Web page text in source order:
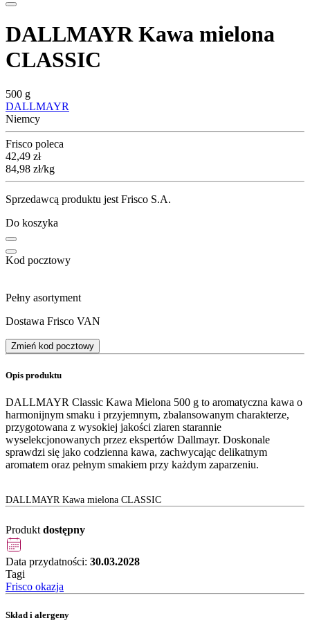
DALLMAYR Kawa mielona
CLASSIC
500 g
DALLMAYR
Niemcy
Frisco poleca
Cena
42,49 zł
84,98 zł/kg
Sprzedawcą produktu jest Frisco S.A.
Do koszyka
Kod pocztowy
Pełny asortyment
Dostawa Frisco VAN
Zmień kod pocztowy
Opis produktu
DALLMAYR Classic Kawa Mielona 500 g to aromatyczna kawa o
harmonijnym smaku i przyjemnym, zbalansowanym charakterze,
przygotowana z wysokiej jakości ziaren starannie
wyselekcjonowanych przez ekspertów Dallmayr. Doskonale
sprawdzi się jako codzienna kawa, zachwycając delikatnym
aromatem oraz pełnym smakiem przy każdym zaparzeniu.
DALLMAYR Kawa mielona CLASSIC
Produkt dostępny
Data przydatności: 30.03.2028
Tagi
Frisco okazja
Skład i alergeny